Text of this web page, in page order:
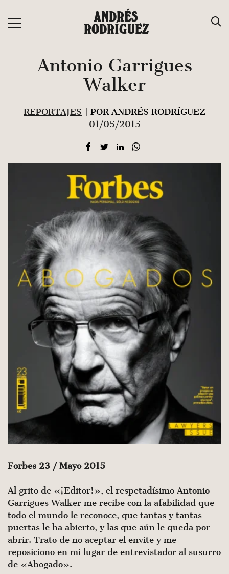
contenido
ANDRÉS
RODRÍGUEZ
Antonio Garrigues
Walker
REPORTAJES
| POR ANDRÉS RODRÍGUEZ
01/05/2015
Forbes 23 / Mayo 2015
Al grito de «¡Editor!», el respetadísimo Antonio
Garrigues Walker me recibe con la afabilidad que
todo el mundo le reconoce, que tantas y tantas
puertas le ha abierto, y las que aún le queda por
abrir. Trato de no aceptar el envite y me
reposiciono en mi lugar de entrevistador al susurro
de «Abogado».